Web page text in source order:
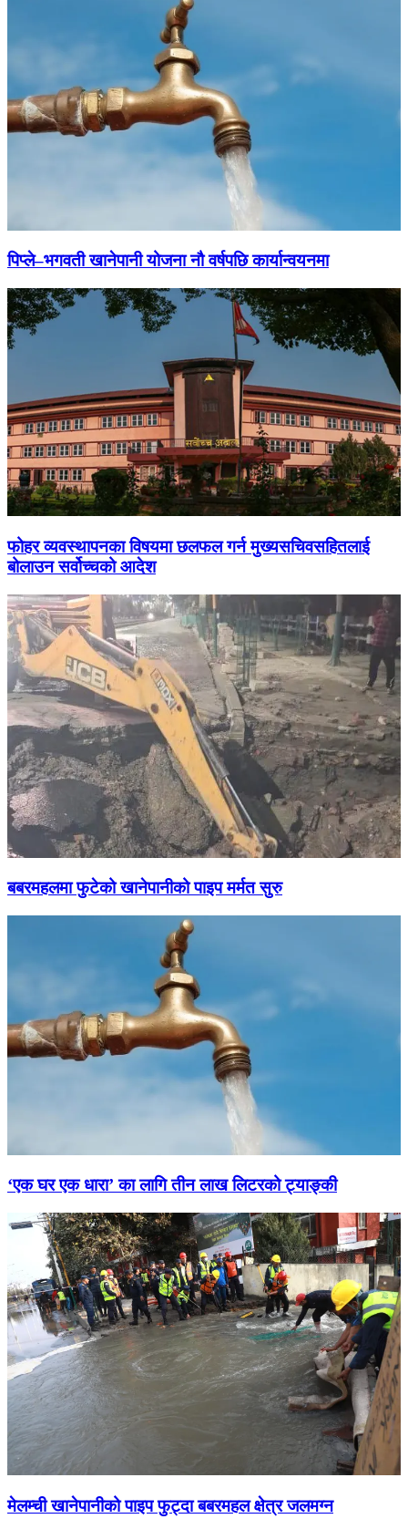
पिप्ले–भगवती खानेपानी योजना नौ वर्षपछि कार्यान्वयनमा
फोहर व्यवस्थापनका विषयमा छलफल गर्न मुख्यसचिवसहितलाई
बोलाउन सर्वोच्चको आदेश
बबरमहलमा फुटेको खानेपानीको पाइप मर्मत सुरु
‘एक घर एक धारा’ का लागि तीन लाख लिटरको ट्याङ्की
मेलम्ची खानेपानीको पाइप फुट्दा बबरमहल क्षेत्र जलमग्न